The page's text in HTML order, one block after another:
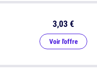
3,03 €
Voir l'offre